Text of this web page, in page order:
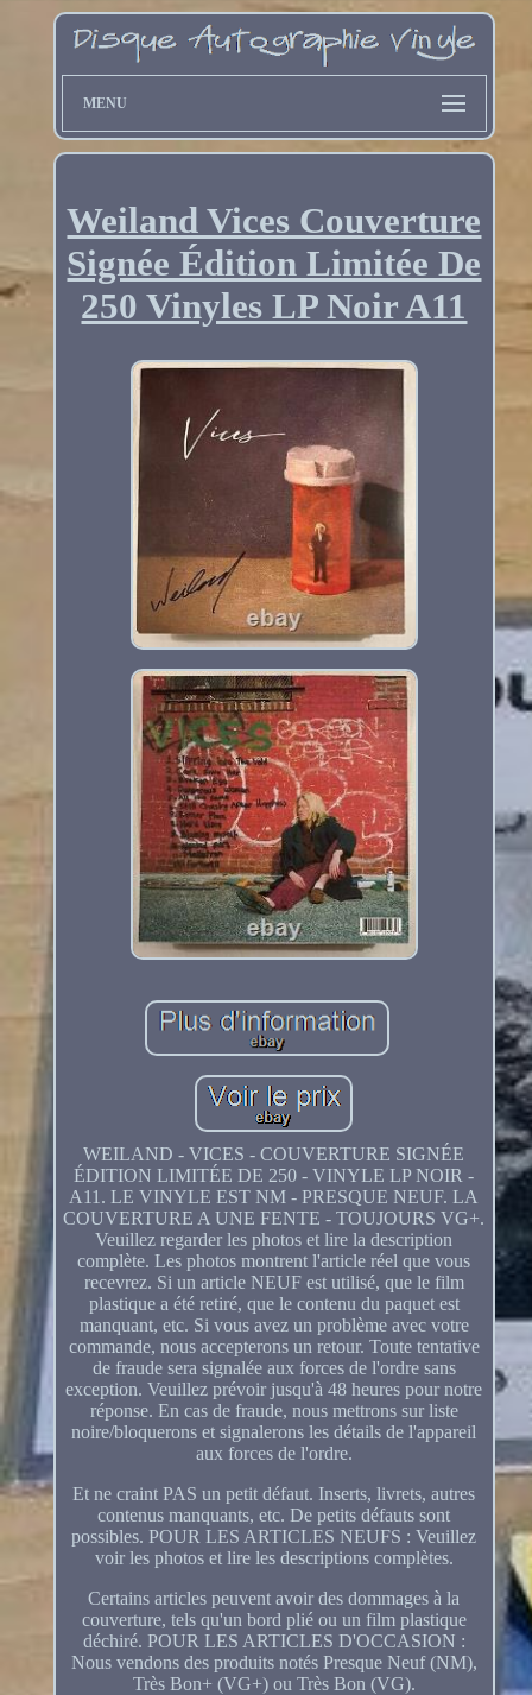
MENU
Weiland Vices Couverture
Signée Édition Limitée De
250 Vinyles LP Noir A11
WEILAND - VICES - COUVERTURE SIGNÉE
ÉDITION LIMITÉE DE 250 - VINYLE LP NOIR -
A11. LE VINYLE EST NM - PRESQUE NEUF. LA
COUVERTURE A UNE FENTE - TOUJOURS VG+.
Veuillez regarder les photos et lire la description
complète. Les photos montrent l'article réel que vous
recevrez. Si un article NEUF est utilisé, que le film
plastique a été retiré, que le contenu du paquet est
manquant, etc. Si vous avez un problème avec votre
commande, nous accepterons un retour. Toute tentative
de fraude sera signalée aux forces de l'ordre sans
exception. Veuillez prévoir jusqu'à 48 heures pour notre
réponse. En cas de fraude, nous mettrons sur liste
noire/bloquerons et signalerons les détails de l'appareil
aux forces de l'ordre.
Et ne craint PAS un petit défaut. Inserts, livrets, autres
contenus manquants, etc. De petits défauts sont
possibles. POUR LES ARTICLES NEUFS : Veuillez
voir les photos et lire les descriptions complètes.
Certains articles peuvent avoir des dommages à la
couverture, tels qu'un bord plié ou un film plastique
déchiré. POUR LES ARTICLES D'OCCASION :
Nous vendons des produits notés Presque Neuf (NM),
Très Bon+ (VG+) ou Très Bon (VG).